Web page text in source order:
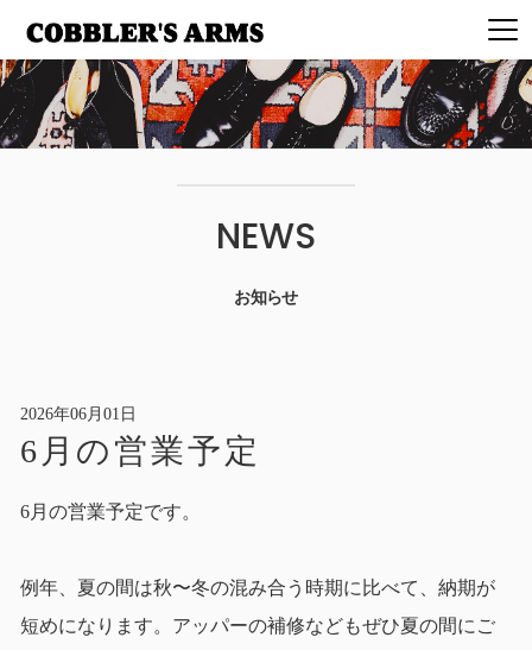
NEWS
お知らせ
2026年06月01日
6月の営業予定
6月の営業予定です。
例年、夏の間は秋〜冬の混み合う時期に比べて、納期が
短めになります。アッパーの補修などもぜひ夏の間にご